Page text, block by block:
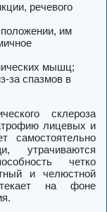
речевого
им
мышц;
за спазмов в
склероза
лицевых и
самостоятельно
четко
и челюстной
на фоне